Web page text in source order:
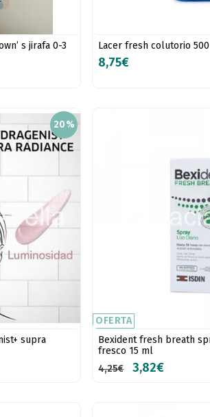
s jirafa 0-3
Lacer fresh colutorio
8,75€
20%
supra
OFERTA
Bexident fresh breath
fresco 15 ml
4,25€
3,82€